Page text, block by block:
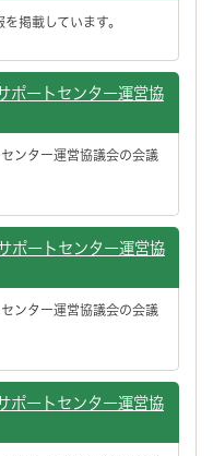
掲載しています。
ポートセンター運営協
ンター運営協議会の会議
ポートセンター運営協
ンター運営協議会の会議
ポートセンター運営協